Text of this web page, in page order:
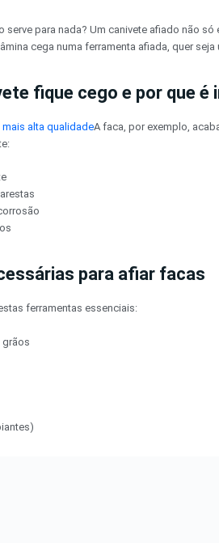
para nada? Um canivete afiado não
cega numa ferramenta afiada, quer
fique cego e por que
alta qualidadeA faca, por exemplo,
para afiar facas
ferramentas essenciais:
grãos